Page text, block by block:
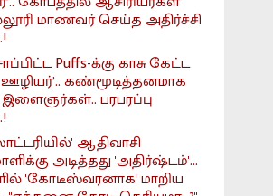
மாணவர் செய்த அதிர்ச்சி
Puffs-க்கு காசு கேட்ட
ஊழியர்’.. கண்மூடித்தனமாக
இளைஞர்கள்.. பரபரப்பு
ஆதிவாசி
அடித்தது 'அதிர்ஷ்டம்'...
'கோடீஸ்வரனாக' மாறிய